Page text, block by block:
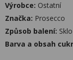
Výrobce: Ostatní
Značka: Prosecco
Způsob balení:
Barva a obsah